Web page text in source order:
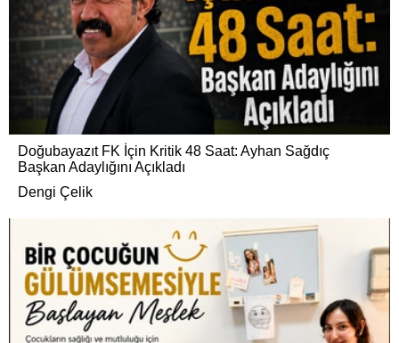
Doğubayazıt FK İçin Kritik 48 Saat: Ayhan Sağdıç
Başkan Adaylığını Açıkladı
Dengi Çelik